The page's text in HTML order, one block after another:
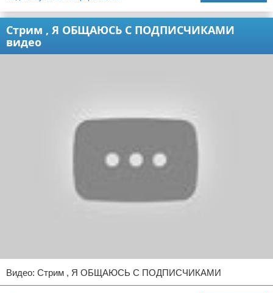
Стрим , Я ОБЩАЮСЬ С ПОДПИСЧИКАМИ
видео
Видео: Стрим , Я ОБЩАЮСЬ С ПОДПИСЧИКАМИ